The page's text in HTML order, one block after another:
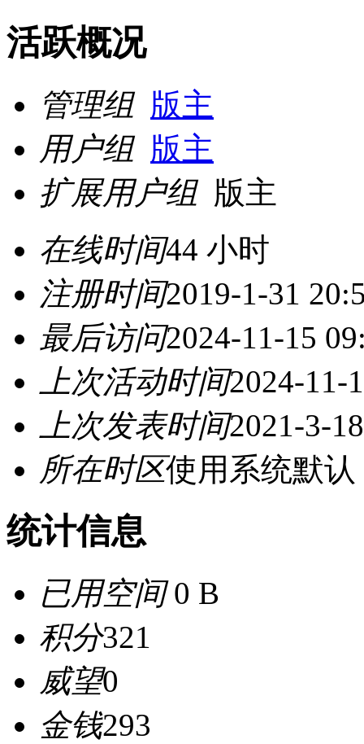
活跃概况
管理组 版主
用户组 版主
扩展用户组 版主
在线时间44 小时
注册时间2019-1-31
最后访问2024-11-15
上次活动时间2024-11-
上次发表时间2021-3-
所在时区使用系统默认
统计信息
已用空间0 B
积分321
威望0
金钱293